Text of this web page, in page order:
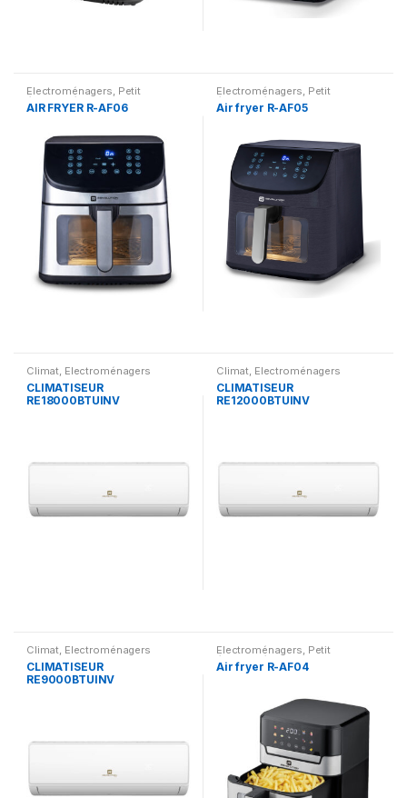
Electroménagers, Petit
électroménager
AIR FRYER R-AF06
Electroménagers, Petit
électroménager
Air fryer R-AF05
Climat, Electroménagers
CLIMATISEUR
RE18000BTUINV
Climat, Electroménagers
CLIMATISEUR
RE12000BTUINV
Climat, Electroménagers
CLIMATISEUR
RE9000BTUINV
Electroménagers, Petit
électroménager
Air fryer R-AF04